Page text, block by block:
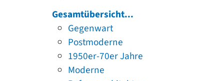
Gesamtübersicht...
Gegenwart
Postmoderne
1950er-70er Jahre
Moderne